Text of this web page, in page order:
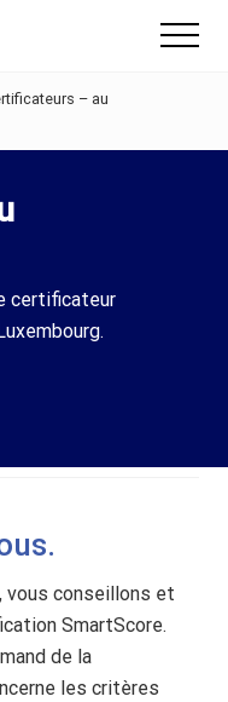
Menu
– au
certificateur
vous conseillons et
SmartScore.
de la
les critères